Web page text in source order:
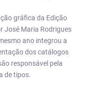
gráfica da Edição
José Maria Rodrigues
ano integrou a
dos catálogos
responsável pela
de tipos.